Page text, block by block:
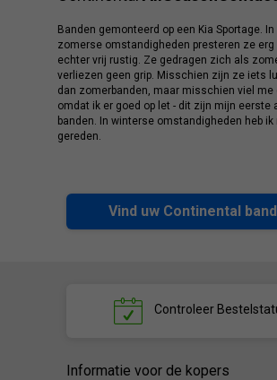
Banden gemonteerd op een Kia Sportage.
zomerse omstandigheden presteren ze erg
echter vrij rustig. Ze gedragen zich als
verliezen geen grip. Misschien zijn ze iets
dan zomerbanden, maar misschien viel me
omdat ik er goed op let - dit zijn mijn eerste
banden. In winterse omstandigheden heb ik
gereden.
Vind uw Continental
Controleer
Informatie voor de kopers